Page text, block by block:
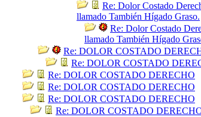
Re: Dolor Costado
llamado También Hígado Graso.
Re: Dolor Costado
llamado También Hígado
Re: DOLOR COSTADO
Re: DOLOR COSTADO
Re: DOLOR COSTADO DERECHO
Re: DOLOR COSTADO DERECHO
Re: DOLOR COSTADO DERECHO
Re: DOLOR COSTADO